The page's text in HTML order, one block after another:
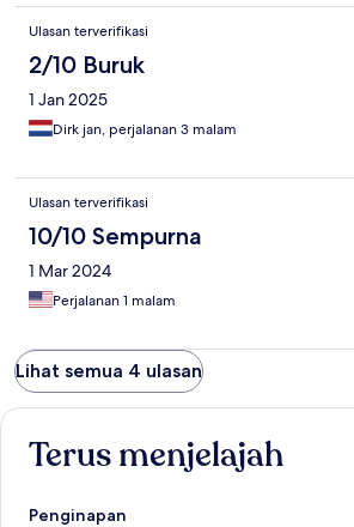
Ulasan terverifikasi
2/10 Buruk
1 Jan 2025
Dirk jan, perjalanan 3 malam
Ulasan terverifikasi
10/10 Sempurna
1 Mar 2024
Perjalanan 1 malam
Lihat semua 4 ulasan
Terus menjelajah
Penginapan